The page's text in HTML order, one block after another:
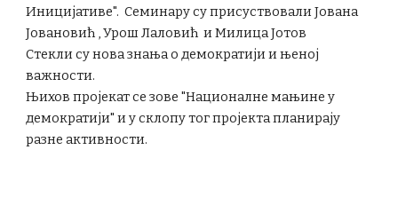
Иницијативе". Семинару су присуствовали Јована
Јовановић , Урош Лаловић и Милица Јотов
Стекли су нова знања о демократији и њеној
важности.
Њихов пројекат се зове "Националне мањине у
демократији" и у склопу тог пројекта планирају
разне активности.